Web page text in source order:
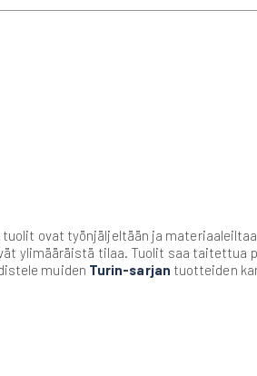
ovat työnjäljeltään ja
ylimääräistä tilaa. Tuolit saa taitettua
muiden Turin-sarjan tuotteiden